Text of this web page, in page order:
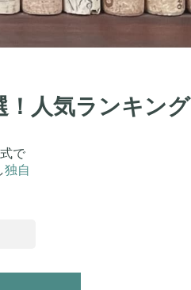
！人気ランキング
で
独自